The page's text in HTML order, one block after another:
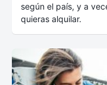
según el país, y a
quieras alquilar.